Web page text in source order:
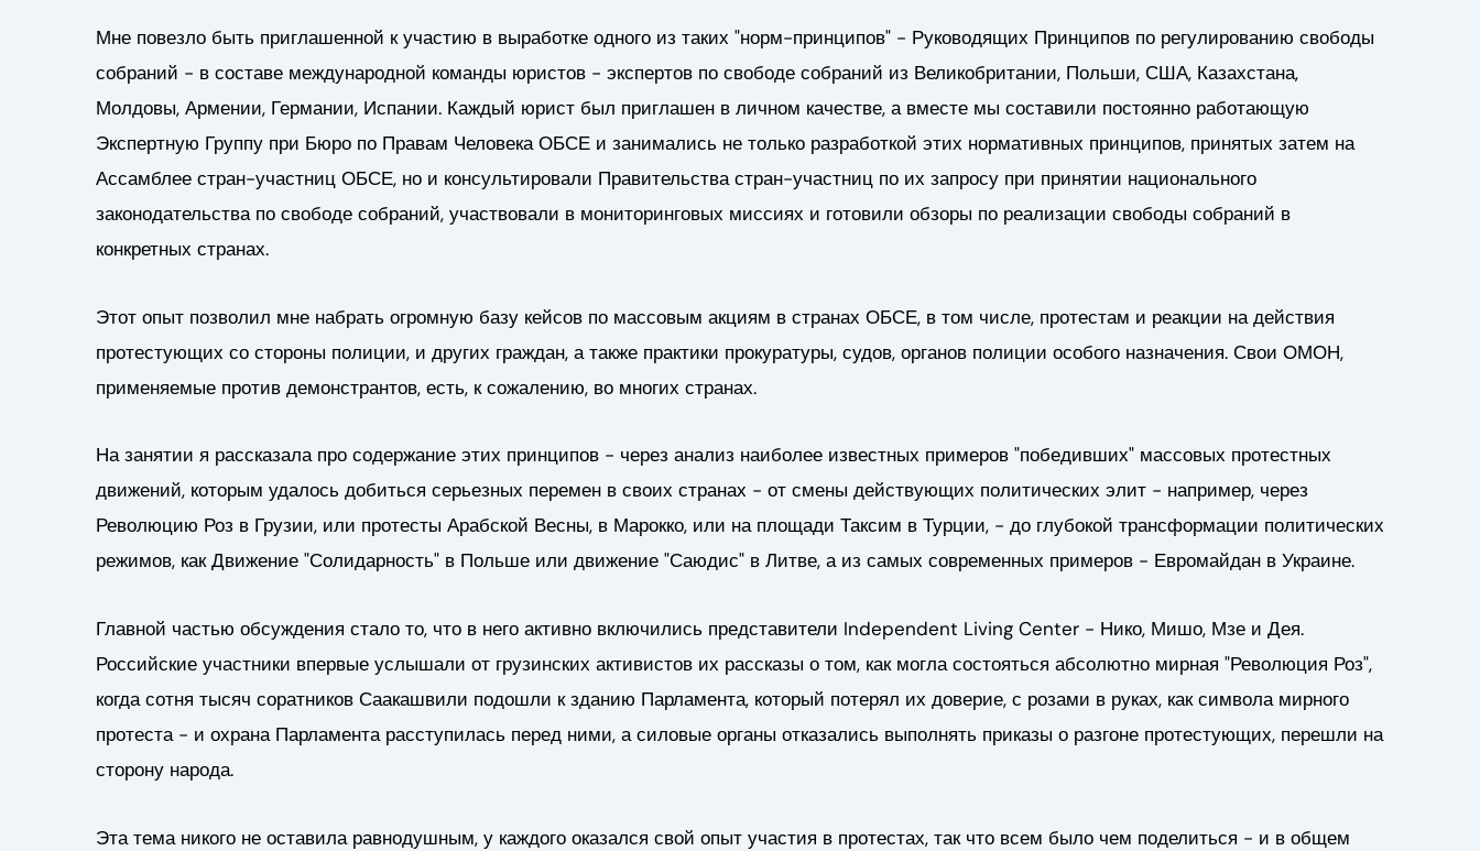
Мне повезло быть приглашенной к участию в выработке одного из таких "норм-принципов" - Руководящих Принципов по регулированию свободы
собраний - в составе международной команды юристов - экспертов по свободе собраний из Великобритании, Польши, США, Казахстана,
Молдовы, Армении, Германии, Испании. Каждый юрист был приглашен в личном качестве, а вместе мы составили постоянно работающую
Экспертную Группу при Бюро по Правам Человека ОБСЕ и занимались не только разработкой этих нормативных принципов, принятых затем на
Ассамблее стран-участниц ОБСЕ, но и консультировали Правительства стран-участниц по их запросу при принятии национального
законодательства по свободе собраний, участвовали в мониторинговых миссиях и готовили обзоры по реализации свободы собраний в
конкретных странах.
Этот опыт позволил мне набрать огромную базу кейсов по массовым акциям в странах ОБСЕ, в том числе, протестам и реакции на действия
протестующих со стороны полиции, и других граждан, а также практики прокуратуры, судов, органов полиции особого назначения. Свои ОМОН,
применяемые против демонстрантов, есть, к сожалению, во многих странах.
На занятии я рассказала про содержание этих принципов - через анализ наиболее известных примеров "победивших" массовых протестных
движений, которым удалось добиться серьезных перемен в своих странах - от смены действующих политических элит - например, через
Революцию Роз в Грузии, или протесты Арабской Весны, в Марокко, или на площади Таксим в Турции, - до глубокой трансформации политических
режимов, как Движение "Солидарность" в Польше или движение "Саюдис" в Литве, а из самых современных примеров - Евромайдан в Украине.
Главной частью обсуждения стало то, что в него активно включились представители Independent Living Center - Нико, Мишо, Мзе и Дея.
Российские участники впервые услышали от грузинских активистов их рассказы о том, как могла состояться абсолютно мирная "Революция Роз",
когда сотня тысяч соратников Саакашвили подошли к зданию Парламента, который потерял их доверие, с розами в руках, как символа мирного
протеста - и охрана Парламента расступилась перед ними, а силовые органы отказались выполнять приказы о разгоне протестующих, перешли на
сторону народа.
Эта тема никого не оставила равнодушным, у каждого оказался свой опыт участия в протестах, так что всем было чем поделиться - и в общем